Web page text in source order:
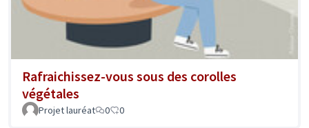
Rafraichissez-vous sous des corolles
végétales
Projet lauréat 0 0